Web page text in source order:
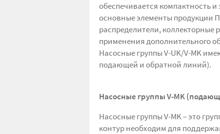
обеспечивается компактность
основные элементы продукции
распределители, коллекторные
применения дополнительного
Насосные группы V-UK/V-MK
подающей и обратной линий).
Насосные группы V-MK
Насосные группы V-MK – это
контур необходим для